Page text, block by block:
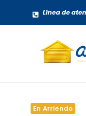
Línea de
En Arriendo